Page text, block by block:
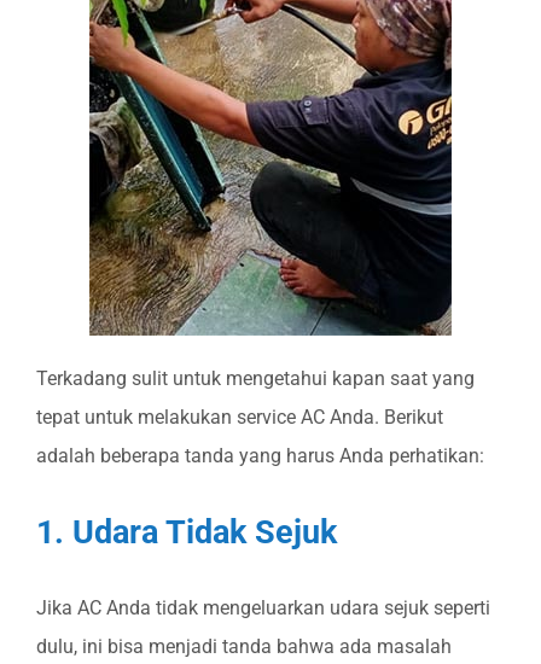
Terkadang sulit untuk mengetahui kapan saat yang
tepat untuk melakukan service AC Anda. Berikut
adalah beberapa tanda yang harus Anda perhatikan:
1. Udara Tidak Sejuk
Jika AC Anda tidak mengeluarkan udara sejuk seperti
dulu, ini bisa menjadi tanda bahwa ada masalah